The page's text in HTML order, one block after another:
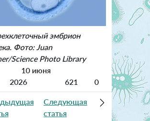
эмбрион
Фото: Juan
Science Photo Library
10 июня
2026
621 0
Следующая
статья